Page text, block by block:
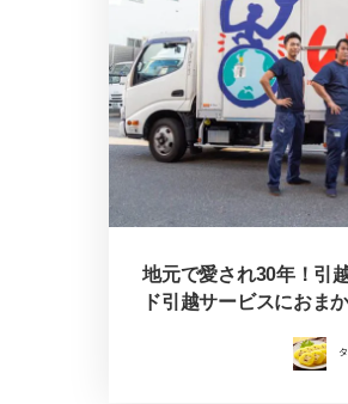
地元で愛され30年！引
ド引越サービスにおま